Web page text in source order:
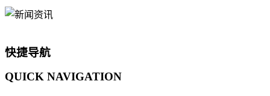
快捷导航
QUICK NAVIGATION